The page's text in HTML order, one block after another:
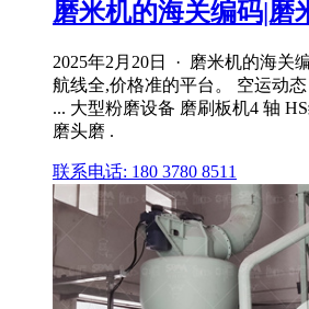
磨米机的海关编码|磨
2025年2月20日 · 磨米机的海关
航线全,价格准的平台。 空运动
... 大型粉磨设备 磨刷板机4 轴
磨头磨 .
联系电话: 180 3780 8511